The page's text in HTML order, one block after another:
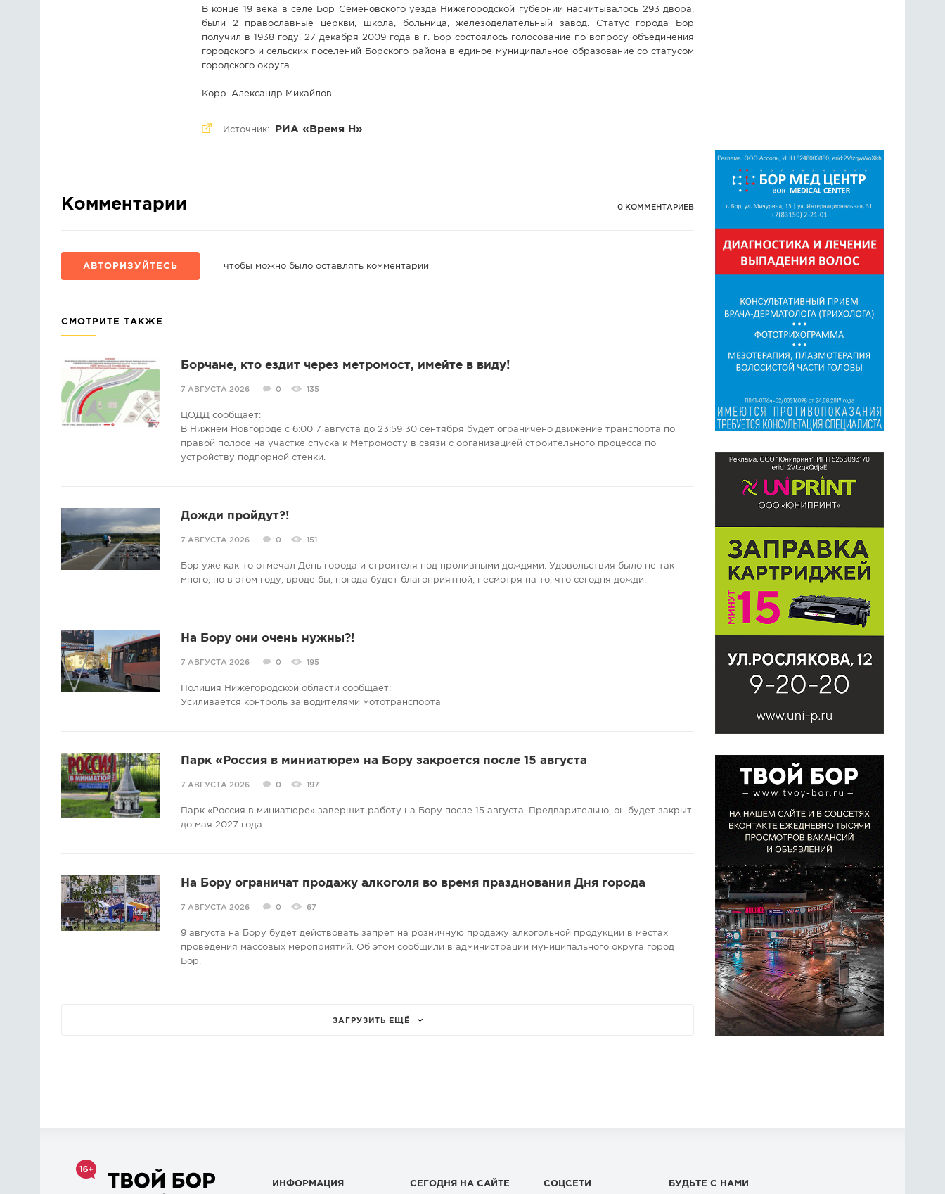
В конце 19 века в селе Бор Семёновского уезда Нижегородской губернии насчитывалось 293 двора,
были 2 православные церкви, школа, больница, железоделательный завод. Статус города Бор
получил в 1938 году. 27 декабря 2009 года в г. Бор состоялось голосование по вопросу объединения
городского и сельских поселений Борского района в единое муниципальное образование со статусом
городского округа.
Корр. Александр Михайлов
Источник: РИА «Время Н»
Комментарии 0 КОММЕНТАРИЕВ
АВТОРИЗУЙТЕСЬ чтобы можно было оставлять комментарии
СМОТРИТЕ ТАКЖЕ
Борчане, кто ездит через метромост, имейте в виду!
7 АВГУСТА 2026 0 135
ЦОДД сообщает:
В Нижнем Новгороде с 6:00 7 августа до 23:59 30 сентября будет ограничено движение транспорта по
правой полосе на участке спуска к Метромосту в связи с организацией строительного процесса по
устройству подпорной стенки.
Дожди пройдут?!
7 АВГУСТА 2026 0 151
Бор уже как-то отмечал День города и строителя под проливными дождями. Удовольствия было не так
много, но в этом году, вроде бы, погода будет благоприятной, несмотря на то, что сегодня дожди.
На Бору они очень нужны?!
7 АВГУСТА 2026 0 195
Полиция Нижегородской области сообщает:
Усиливается контроль за водителями мототранспорта
Парк «Россия в миниатюре» на Бору закроется после 15 августа
7 АВГУСТА 2026 0 197
Парк «Россия в миниатюре» завершит работу на Бору после 15 августа. Предварительно, он будет закрыт
до мая 2027 года.
На Бору ограничат продажу алкоголя во время празднования Дня города
7 АВГУСТА 2026 0 67
9 августа на Бору будет действовать запрет на розничную продажу алкогольной продукции в местах
проведения массовых мероприятий. Об этом сообщили в администрации муниципального округа город
Бор.
ЗАГРУЗИТЬ ЕЩЁ
ИНФОРМАЦИЯ СЕГОДНЯ НА САЙТЕ СОЦСЕТИ БУДЬТЕ С НАМИ